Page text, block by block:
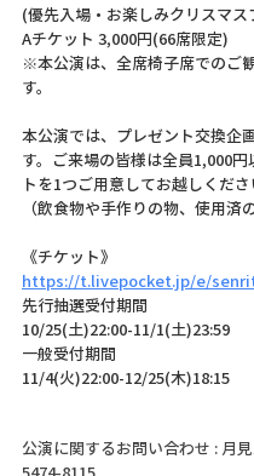
(優先入場・お楽しみクリスマ
Aチケット 3,000円(66席限定)
※本公演は、全席椅子席でのご
す。
本公演では、プレゼント交換企
す。ご来場の皆様は全員1,000
トを1つご用意してお越しくださ
（飲食物や手作りの物、使用済
《チケット》
https://t.livepocket.jp/e/
先行抽選受付期間
10/25(土)22:00-11/1(土)23:59
一般受付期間
11/4(火)22:00-12/25(木)18:15
公演に関するお問い合わせ : 月
5474-8115